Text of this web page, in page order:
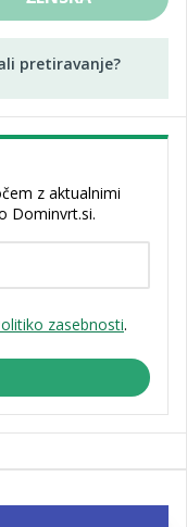
pretiravanje?
z aktualnimi
Dominvrt.si.
zasebnosti.